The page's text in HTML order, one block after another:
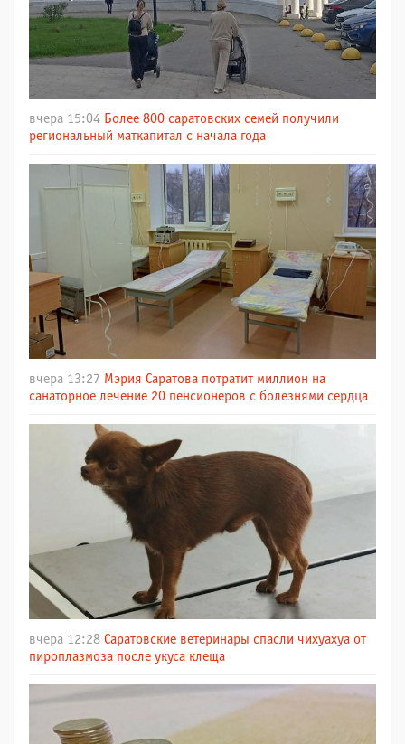
вчера 15:04 Более 800 саратовских семей получили
региональный маткапитал с начала года
вчера 13:27 Мэрия Саратова потратит миллион на
санаторное лечение 20 пенсионеров с болезнями сердца
вчера 12:28 Саратовские ветеринары спасли чихуахуа от
пироплазмоза после укуса клеща